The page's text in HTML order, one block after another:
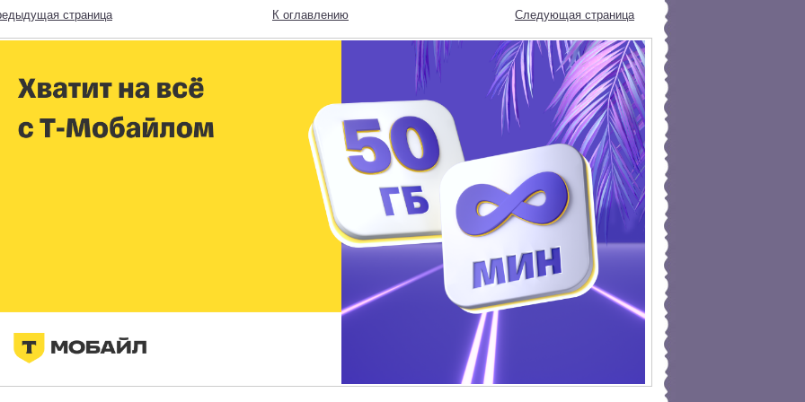
страница К оглавлению Следующая страница